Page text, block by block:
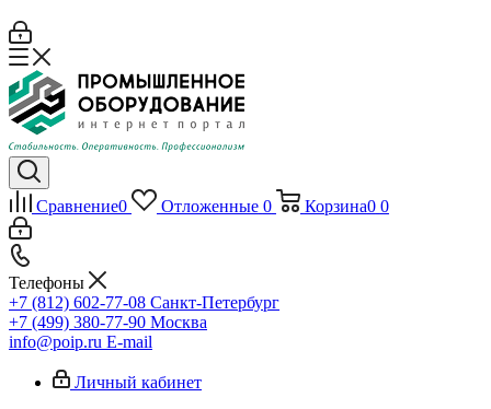
Сравнение0 Отложенные 0 Корзина0 0
Телефоны
+7 (812) 602-77-08 Санкт-Петербург
+7 (499) 380-77-90 Москва
info@poip.ru E-mail
Личный кабинет